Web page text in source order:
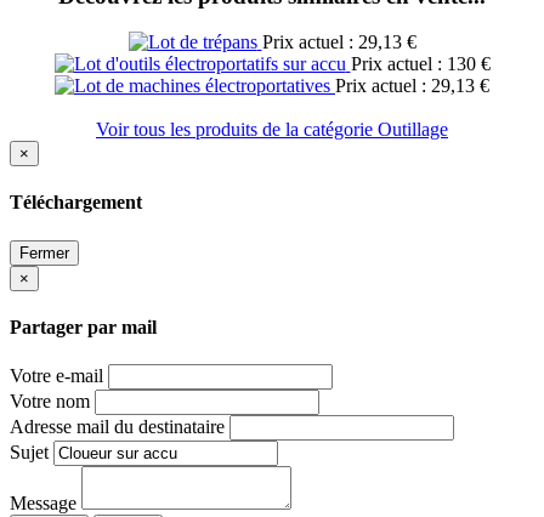
Prix actuel : 29,13 €
Prix actuel : 130 €
Prix actuel : 29,13 €
Voir tous les produits de la catégorie Outillage
×
Téléchargement
Fermer
×
Partager par mail
Votre e-mail
Votre nom
Adresse mail du destinataire
Sujet
Message